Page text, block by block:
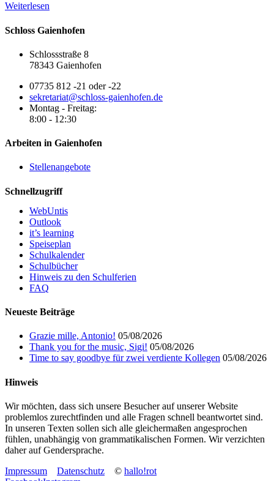
Weiterlesen
Schloss Gaienhofen
Schlossstraße 8
78343 Gaienhofen
07735 812 -21 oder -22
sekretariat@schloss-gaienhofen.de
Montag - Freitag:
8:00 - 12:30
Arbeiten in Gaienhofen
Stellenangebote
Schnellzugriff
WebUntis
Outlook
it’s learning
Speiseplan
Schulkalender
Schulbücher
Hinweis zu den Schulferien
FAQ
Neueste Beiträge
Grazie mille, Antonio! 05/08/2026
Thank you for the music, Sigi! 05/08/2026
Time to say goodbye für zwei verdiente Kollegen 05/08/2026
Hinweis
Wir möchten, dass sich unsere Besucher auf unserer Website
problemlos zurechtfinden und alle Fragen schnell beantwortet sind.
In unseren Texten sollen sich alle gleichermaßen angesprochen
fühlen, unabhängig von grammatikalischen Formen. Wir verzichten
daher auf Gendersprache.
Impressum
Datenschutz © hallo!rot